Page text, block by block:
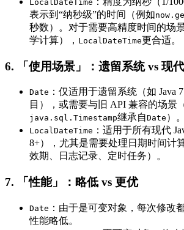
LocalDateTime
表示到“纳秒级”的时间（例如
秒数）。对于需要高精度时间的场
学计算）， LocalDateTime更合适。
6. 「使用场景」：遗留系统 vs 现
Date ：仅适用于遗留系统（如 Java
目），或需要与旧 API 兼容的场景
java.sql.Timestamp继承自Date ）。
LocalDateTime ：适用于所有现代
8+），尤其是需要处理日期时间计
效期、日志记录、定时任务）。
7. 「性能」：略低 vs 更优
Date ：由于是可变对象，每次修改
性能略低。